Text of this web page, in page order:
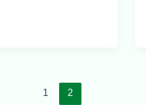
1 2